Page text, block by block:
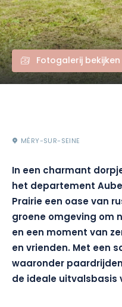
Fotogalerij bekijken
MÉRY-SUR-SEINE
In een charmant
het departement
Prairie een oase van
groene omgeving om
en een moment van
en vrienden. Met een
waaronder
de ideale uitvalsbasis